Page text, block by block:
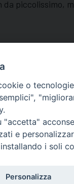
piccolissimo,
Macerata
Vincenzo Strambi 3,
urgenti
o
"accetta"
e
i soli
Personalizza